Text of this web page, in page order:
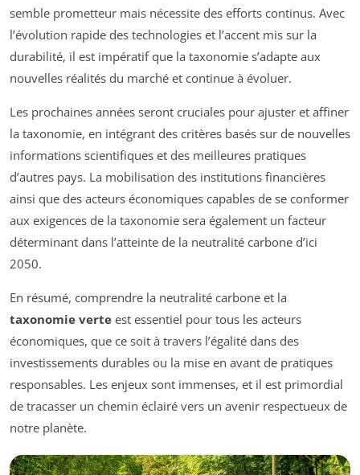
semble prometteur mais nécessite des efforts continus. Avec
l’évolution rapide des technologies et l’accent mis sur la
durabilité, il est impératif que la taxonomie s’adapte aux
nouvelles réalités du marché et continue à évoluer.
Les prochaines années seront cruciales pour ajuster et affiner
la taxonomie, en intégrant des critères basés sur de nouvelles
informations scientifiques et des meilleures pratiques
d’autres pays. La mobilisation des institutions financières
ainsi que des acteurs économiques capables de se conformer
aux exigences de la taxonomie sera également un facteur
déterminant dans l’atteinte de la neutralité carbone d’ici
2050.
En résumé, comprendre la neutralité carbone et la
taxonomie verte est essentiel pour tous les acteurs
économiques, que ce soit à travers l’égalité dans des
investissements durables ou la mise en avant de pratiques
responsables. Les enjeux sont immenses, et il est primordial
de tracasser un chemin éclairé vers un avenir respectueux de
notre planète.